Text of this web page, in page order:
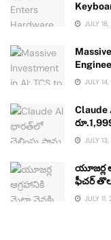
JULY
JULY
Claude
JULY
యూజర్ల
ఫీచర్
JULY